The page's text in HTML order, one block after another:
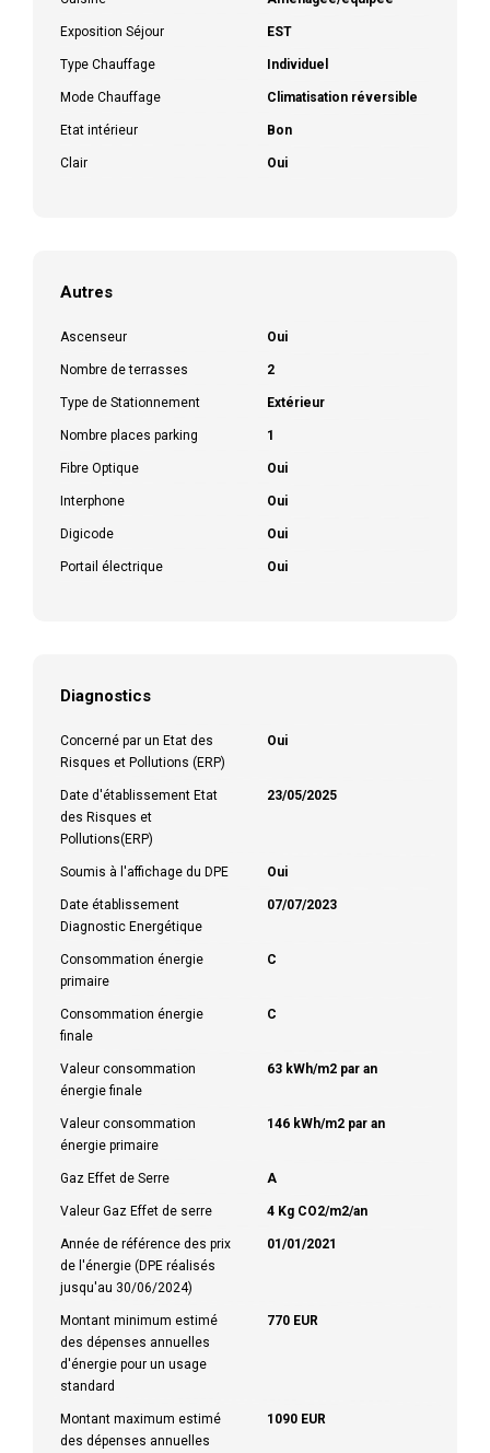
Exposition Séjour EST
Type Chauffage Individuel
Mode Chauffage Climatisation réversible
Etat intérieur Bon
Clair Oui
Autres
Ascenseur Oui
Nombre de terrasses 2
Type de Stationnement Extérieur
Nombre places parking 1
Fibre Optique Oui
Interphone Oui
Digicode Oui
Portail électrique Oui
Diagnostics
Concerné par un Etat des
Risques et Pollutions (ERP)
Oui
Date d'établissement Etat
des Risques et
Pollutions(ERP)
23/05/2025
Soumis à l'affichage du DPE Oui
Date établissement
Diagnostic Energétique
07/07/2023
Consommation énergie
primaire
C
Consommation énergie
finale
C
Valeur consommation
énergie finale
63 kWh/m2 par an
Valeur consommation
énergie primaire
146 kWh/m2 par an
Gaz Effet de Serre A
Valeur Gaz Effet de serre 4 Kg CO2/m2/an
Année de référence des prix
de l'énergie (DPE réalisés
jusqu'au 30/06/2024)
01/01/2021
Montant minimum estimé
des dépenses annuelles
d'énergie pour un usage
standard
770 EUR
Montant maximum estimé
des dépenses annuelles
1090 EUR